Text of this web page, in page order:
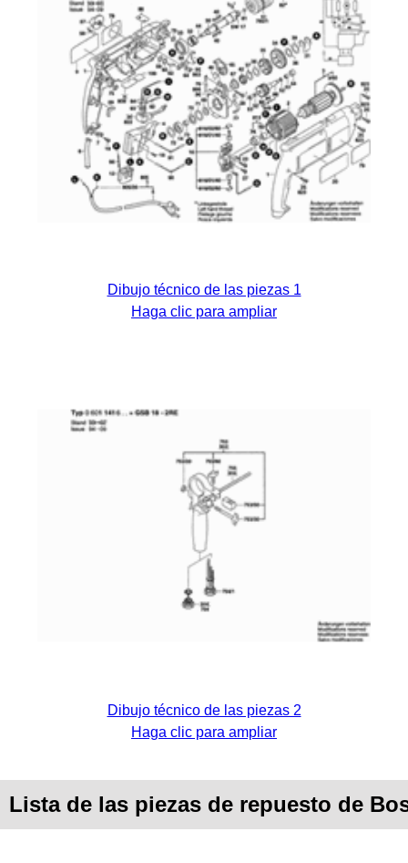
Dibujo técnico de las piezas 1
Haga clic para ampliar
Dibujo técnico de las piezas 2
Haga clic para ampliar
Lista de las piezas de repuesto de